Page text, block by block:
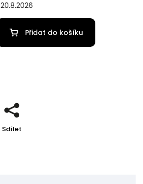
20.8.2026
Přidat do košíku
Sdílet